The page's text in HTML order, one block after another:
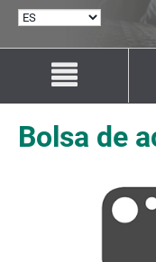
contenido
la
navegación
Bolsa de